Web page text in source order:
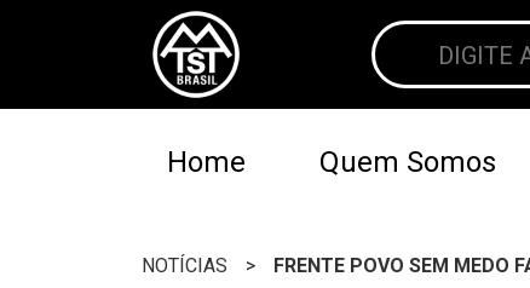
Home Quem Somos
NOTÍCIAS > FRENTE POVO SEM MEDO